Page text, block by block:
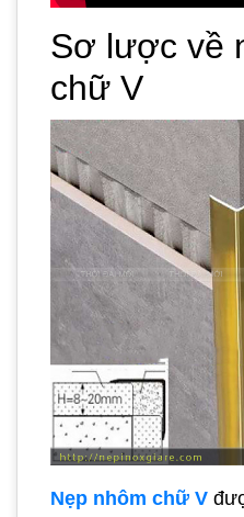
Sơ lược về
chữ V
Nẹp nhôm chữ V